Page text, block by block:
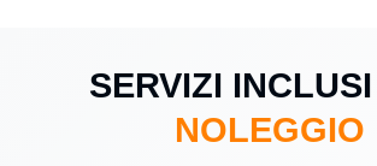
SERVIZI
NOLEGGIO